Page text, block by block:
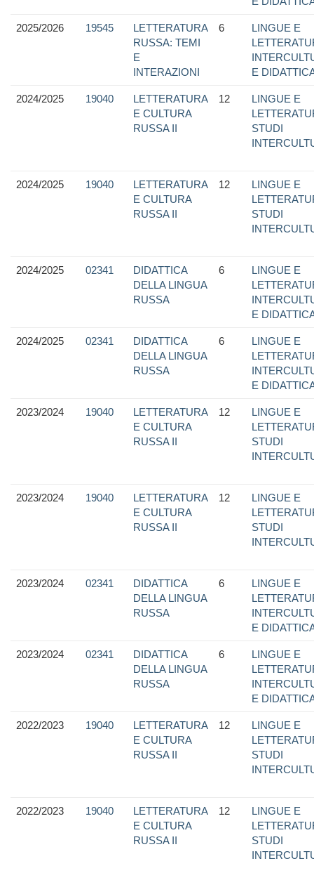
2025/2026 19545
LETTERATURA
RUSSA: TEMI
E
INTERAZIONI
6
LINGUE E
E
2024/2025 19040
LETTERATURA
E CULTURA
RUSSA II
12
LINGUE E
STUDI
2024/2025 19040
LETTERATURA
E CULTURA
RUSSA II
12
LINGUE E
STUDI
2024/2025 02341
DIDATTICA
DELLA LINGUA
RUSSA
6
LINGUE E
E
2024/2025 02341
DIDATTICA
DELLA LINGUA
RUSSA
6
LINGUE E
E
2023/2024 19040
LETTERATURA
E CULTURA
RUSSA II
12
LINGUE E
STUDI
2023/2024 19040
LETTERATURA
E CULTURA
RUSSA II
12
LINGUE E
STUDI
2023/2024 02341
DIDATTICA
DELLA LINGUA
RUSSA
6
LINGUE E
E
2023/2024 02341
DIDATTICA
DELLA LINGUA
RUSSA
6
LINGUE E
E
2022/2023 19040
LETTERATURA
E CULTURA
RUSSA II
12
LINGUE E
STUDI
2022/2023 19040
LETTERATURA
E CULTURA
RUSSA II
12
LINGUE E
STUDI